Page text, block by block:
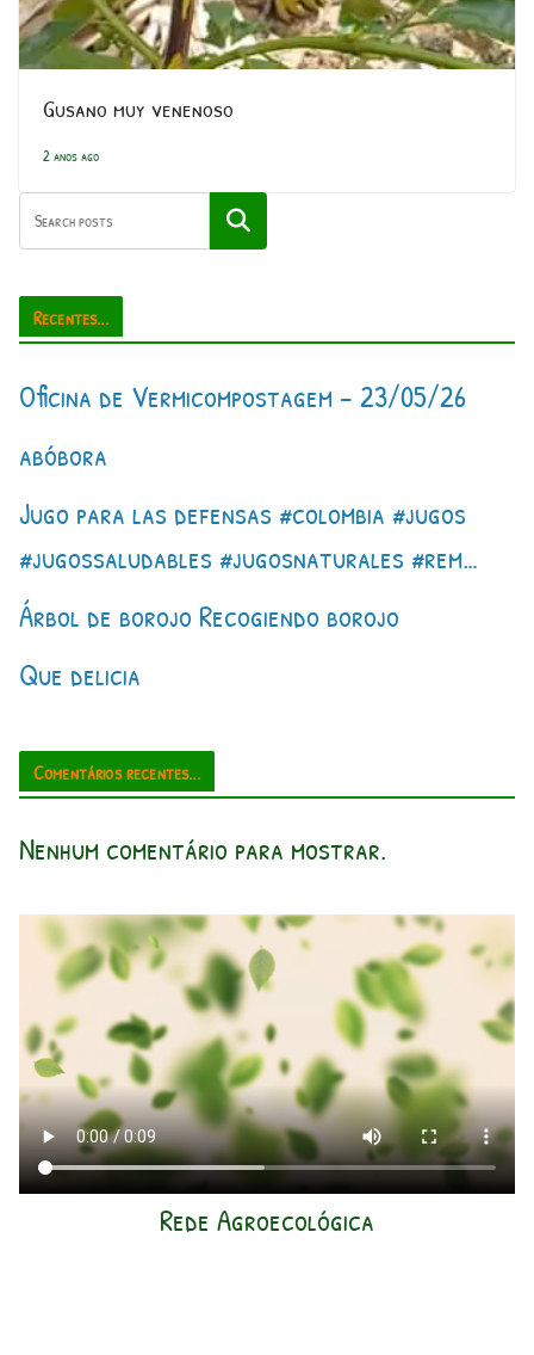
Gusano muy venenoso
2 anos ago
Pesquisar
Recentes...
Oficina de Vermicompostagem – 23/05/26
abóbora
Jugo para las defensas #colombia #jugos
#jugossaludables #jugosnaturales #rem…
Árbol de borojo Recogiendo borojo
Que delicia
Comentários recentes...
Nenhum comentário para mostrar.
Rede Agroecológica